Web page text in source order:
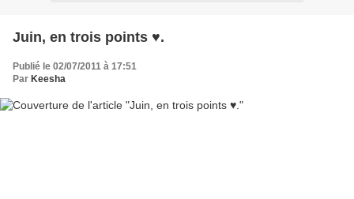
Juin, en trois points ♥.
Publié le 02/07/2011 à 17:51
Par Keesha